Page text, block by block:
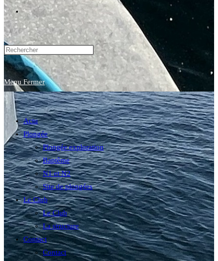
Toggle
website
search
Menu Fermer
Actu
Plongée
Plongée exploration
Baptême
N1 et N2
Site de plongées
Le Club
Le Club
La structure
Contact
Contact